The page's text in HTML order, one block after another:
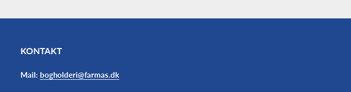
KONTAKT
Mail: bogholderi@farmas.dk